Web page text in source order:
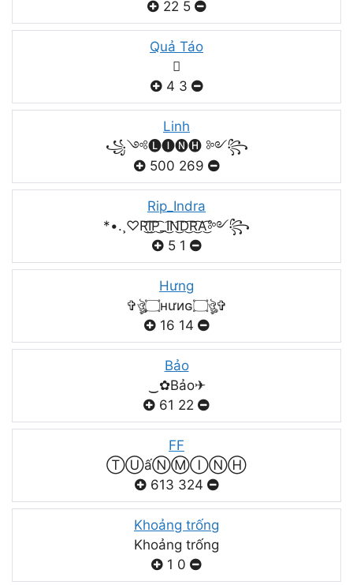
22 5
Quả Táo

4 3
Linh
꧁༺🅛🅘🅝🅗 ༻꧂
500 269
Rip_Indra
*•.¸♡R͜͡I͜͡P͜͡_I͜͡N͜͡D͜͡R͜͡A͜͡༻꧂
5 1
Hưng
✞ঔৣ۝нưиɢ۝ঔৣ✞
16 14
Bảo
‿✿Bảo✈
61 22
FF
ⓉⓊấⓃⓂⒾⓃⒽ
613 324
Khoảng trống
Khoảng trống
1 0